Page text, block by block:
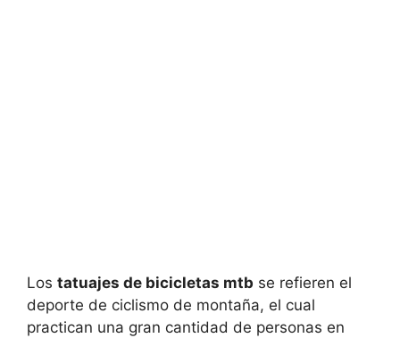
Los tatuajes de bicicletas mtb se refieren el
deporte de ciclismo de montaña, el cual
practican una gran cantidad de personas en